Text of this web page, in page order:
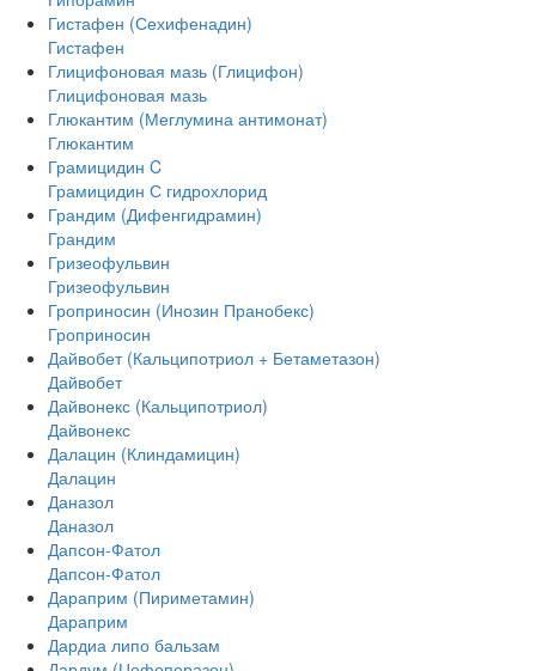
Гистафен (Сехифенадин)
Гистафен
Глицифоновая мазь (Глицифон)
Глицифоновая мазь
Глюкантим (Меглумина антимонат)
Глюкантим
Грамицидин C
Грамицидин С гидрохлорид
Грандим (Дифенгидрамин)
Грандим
Гризеофульвин
Гризеофульвин
Гроприносин (Инозин Пранобекс)
Гроприносин
Дайвобет (Кальципотриол + Бетаметазон)
Дайвобет
Дайвонекс (Кальципотриол)
Дайвонекс
Далацин (Клиндамицин)
Далацин
Даназол
Даназол
Дапсон-Фатол
Дапсон-Фатол
Дараприм (Пириметамин)
Дараприм
Дардиа липо бальзам